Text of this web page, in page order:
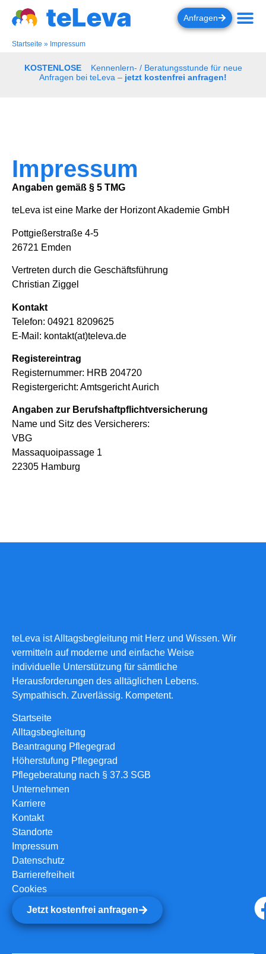
Anfragen
Startseite » Impressum
KOSTENLOSE
Kennenlern- / Beratungsstunde für neue
Anfragen bei teLeva – jetzt kostenfrei anfragen!
Impressum
Angaben gemäß § 5 TMG
teLeva ist eine Marke der Horizont Akademie GmbH
Pottgießerstraße 4-5
26721 Emden
Vertreten durch die Geschäftsführung
Christian Ziggel
Kontakt
Telefon: 04921 8209625
E-Mail: kontakt(at)televa.de
Registereintrag
Registernummer: HRB 204720
Registergericht: Amtsgericht Aurich
Angaben zur Berufshaftpflichtversicherung
Name und Sitz des Versicherers:
VBG
Massaquoipassage 1
22305 Hamburg
teLeva ist Alltagsbegleitung mit Herz und Wissen. Wir
vermitteln auf moderne und einfache Weise
individuelle Unterstützung für sämtliche
Herausforderungen des alltäglichen Lebens.
Sympathisch. Zuverlässig. Kompetent.
Startseite
Alltagsbegleitung
Beantragung Pflegegrad
Höherstufung Pflegegrad
Pflegeberatung nach § 37.3 SGB
Unternehmen
Karriere
Kontakt
Standorte
Impressum
Datenschutz
Barrierefreiheit
Cookies
Jetzt kostenfrei anfragen